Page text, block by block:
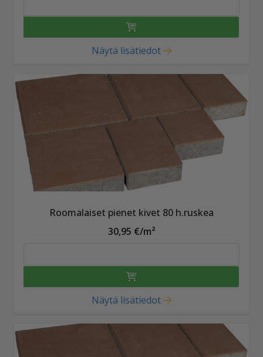
Näytä lisätiedot
Roomalaiset pienet kivet 80 h.ruskea
30,95 €/m²
Näytä lisätiedot